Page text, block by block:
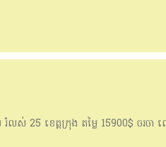
លស់ 25 ខេត្តក្រុង តម្លៃ 15900$ ចរចា